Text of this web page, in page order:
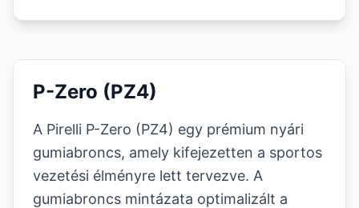
P-Zero (PZ4)
A Pirelli P-Zero (PZ4) egy prémium nyári
gumiabroncs, amely kifejezetten a sportos
vezetési élményre lett tervezve. A
gumiabroncs mintázata optimalizált a